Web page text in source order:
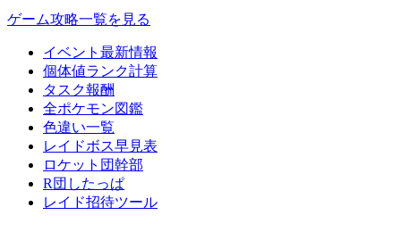
ゲーム攻略一覧を見る
イベント最新情報
個体値ランク計算
タスク報酬
全ポケモン図鑑
色違い一覧
レイドボス早見表
ロケット団幹部
R団したっぱ
レイド招待ツール